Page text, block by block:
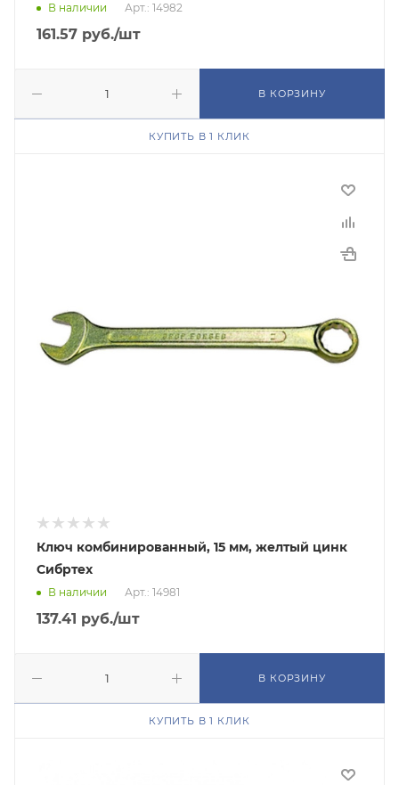
В наличии Арт.: 14982
161.57 руб./шт
В КОРЗИНУ
КУПИТЬ В 1 КЛИК
Ключ комбинированный, 15 мм, желтый цинк
Сибртех
В наличии Арт.: 14981
137.41 руб./шт
В КОРЗИНУ
КУПИТЬ В 1 КЛИК